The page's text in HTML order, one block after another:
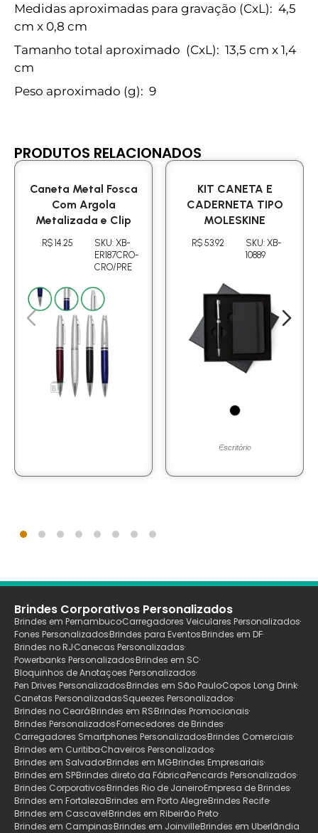
Medidas aproximadas para gravação (CxL): 4,5
cm x 0,8 cm
Tamanho total aproximado (CxL): 13,5 cm x 1,4
cm
Peso aproximado (g): 9
PRODUTOS RELACIONADOS
Caneta Metal Fosca
Com Argola
Metalizada e Clip
R$ 14.25
SKU: XB-
ER187CRO-
CRO/PRE
KIT CANETA E
CADERNETA TIPO
MOLESKINE
R$ 53.92
SKU: XB-
10889
Escritório
Brindes Corporativos Personalizados
Brindes em PernambucoCarregadores Veiculares Personalizados
Fones PersonalizadosBrindes para EventosBrindes em DF
Brindes no RJCanecas Personalizadas
Powerbanks PersonalizadosBrindes em SC
Bloquinhos de Anotaçoes Personalizados
Pen Drives PersonalizadosBrindes em São PauloCopos Long Drink
Canetas PersonalizadasSqueezes Personalizados
Brindes no CearáBrindes em RSBrindes Promocionais
Brindes PersonalizadosFornecedores de Brindes
Carregadores Smartphones PersonalizadosBrindes Comerciais
Brindes em CuritibaChaveiros Personalizados
Brindes em SalvadorBrindes em MGBrindes Empresariais
Brindes em SPBrindes direto da FábricaPencards Personalizados
Brindes CorporativosBrindes Rio de JaneiroEmpresa de Brindes
Brindes em FortalezaBrindes em Porto AlegreBrindes Recife
Brindes em CascavelBrindes em Ribeirão Preto
Brindes em CampinasBrindes em JoinvilleBrindes em Uberlãndia